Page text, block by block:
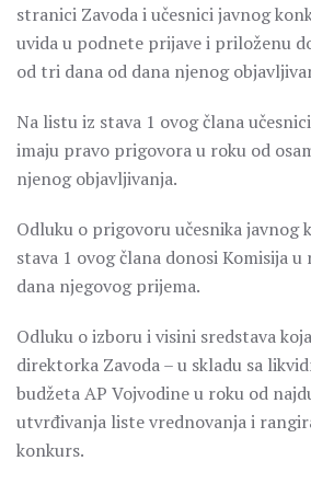
stranici Zavoda i učesnici javnog
uvida u podnete prijave i priloženu
od tri dana od dana njenog
Na listu iz stava 1 ovog člana
imaju pravo prigovora u roku od
njenog objavljivanja.
Odluku o prigovoru učesnika javnog
stava 1 ovog člana donosi Komisija u
dana njegovog prijema.
Odluku o izboru i visini sredstava
direktorka Zavoda – u skladu sa
budžeta AP Vojvodine u roku od
utvrđivanja liste vrednovanja i
konkurs.